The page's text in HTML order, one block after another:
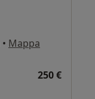
• Mappa
250 €